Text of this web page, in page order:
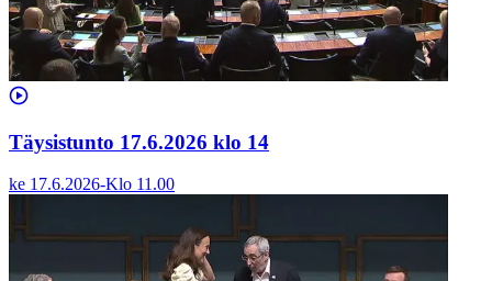
Täysistunto 17.6.2026 klo 14
ke 17.6.2026-Klo 11.00